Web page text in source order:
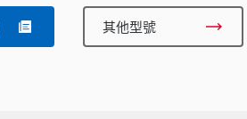
其他型號